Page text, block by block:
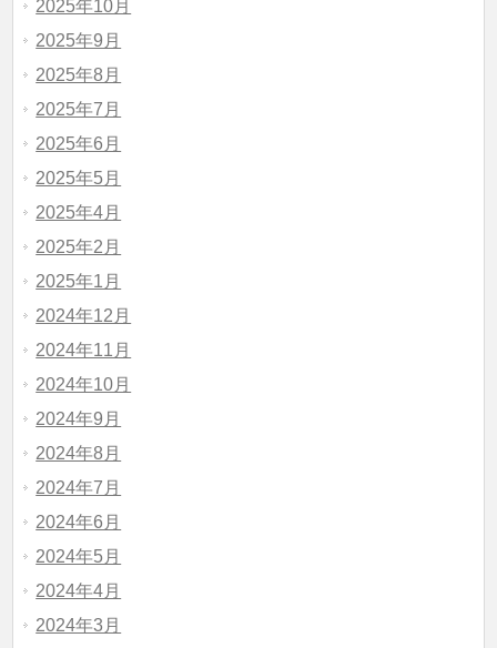
2025年10月
2025年9月
2025年8月
2025年7月
2025年6月
2025年5月
2025年4月
2025年2月
2025年1月
2024年12月
2024年11月
2024年10月
2024年9月
2024年8月
2024年7月
2024年6月
2024年5月
2024年4月
2024年3月